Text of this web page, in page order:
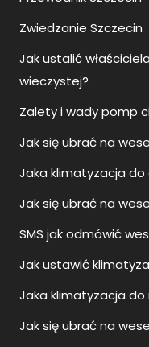
Zwiedzanie Szczecin
Jak ustalić
wieczystej?
Zalety i wady pomp
Jak się ubrać na
Jaka klimatyzacja do
Jak się ubrać na
SMS jak odmówić
Jak ustawić
Jaka klimatyzacja do
Jak się ubrać na